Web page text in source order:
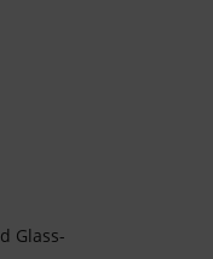
Glass-